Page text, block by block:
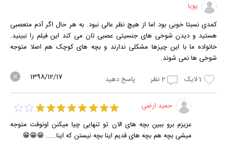
پویا
کمدی نسبتا خوبی بود اما از هیچ نظر عالی نبود. به هر حال اگر آدم متعصبی
هستید و دیدن شوخی های جنسیتی عصبی تان می کند این فیلم را نبینید.
خانواده ما با این چیزها مشکلی ندارند و بچه های کوچک هم اصلا متوجه
شوخی ها نمی شوند.
1لایک 2نظر پاسخ دهید 1398/12/17
حمید ارضی
عزیزم برو ببین بچه های الان تو تنهایی چیا میکنن اونوقت متوجه
میشی بچه هم بچه های قدیم اینا بچه نیستن که اینا..... 😁😁😁